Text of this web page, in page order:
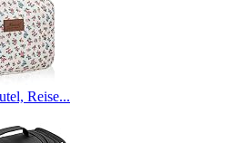
Reise...